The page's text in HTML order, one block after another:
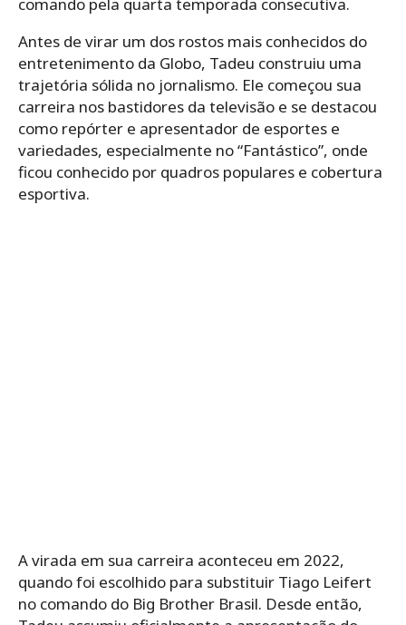
Antes de virar um dos rostos mais conhecidos do
entretenimento da Globo, Tadeu construiu uma
trajetória sólida no jornalismo. Ele começou sua
carreira nos bastidores da televisão e se destacou
como repórter e apresentador de esportes e
variedades, especialmente no “Fantástico”, onde
ficou conhecido por quadros populares e cobertura
esportiva.
A virada em sua carreira aconteceu em 2022,
quando foi escolhido para substituir Tiago Leifert
no comando do Big Brother Brasil. Desde então,